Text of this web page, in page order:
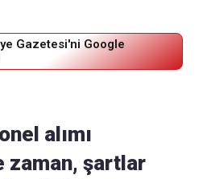
Gazetesi'ni Google
alımı
zaman, şartlar